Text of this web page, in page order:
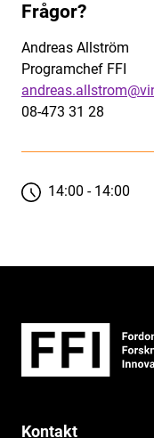
Frågor?
Andreas Allström
Programchef FFI
08-473 31 28
14:00 - 14:00
Kontakt